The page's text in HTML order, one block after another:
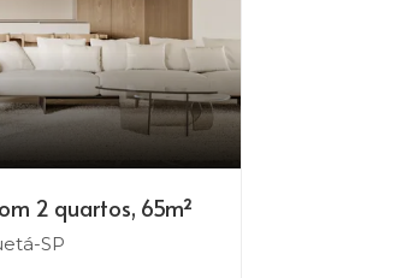
2 quartos, 65m²
SP